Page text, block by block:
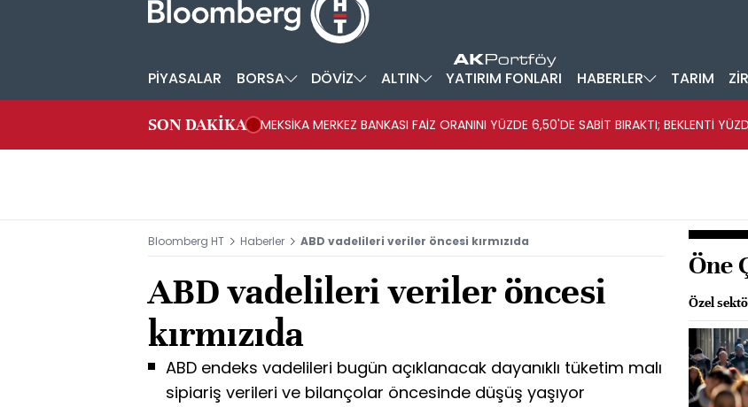
PİYASALAR BORSA DÖVİZ ALTIN YATIRIM FONLARI HABERLER TARIM
SON DAKİKA MEKSİKA MERKEZ BANKASI FAİZ ORANINI YÜZDE 6,50'DE SABİT BIRAKTI; BEKLENTİ
Bloomberg HT Haberler ABD vadelileri veriler öncesi kırmızıda
ABD vadelileri veriler öncesi
kırmızıda
ABD endeks vadelileri bugün açıklanacak dayanıklı tüketim malı
sipiariş verileri ve bilançolar öncesinde düşüş yaşıyor
Öne
Özel